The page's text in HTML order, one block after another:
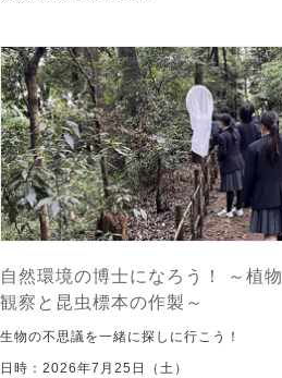
自然環境の博士になろう！ ～植物
観察と昆虫標本の作製～
生物の不思議を一緒に探しに行こう！
日時：2026年7月25日（土）